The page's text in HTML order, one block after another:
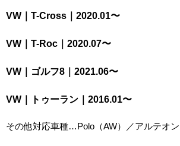
VW｜T-Cross｜2020.01〜
VW｜T-Roc｜2020.07〜
VW｜ゴルフ8｜2021.06〜
VW｜トゥーラン｜2016.01〜
その他対応車種…Polo（AW）／アルテオン